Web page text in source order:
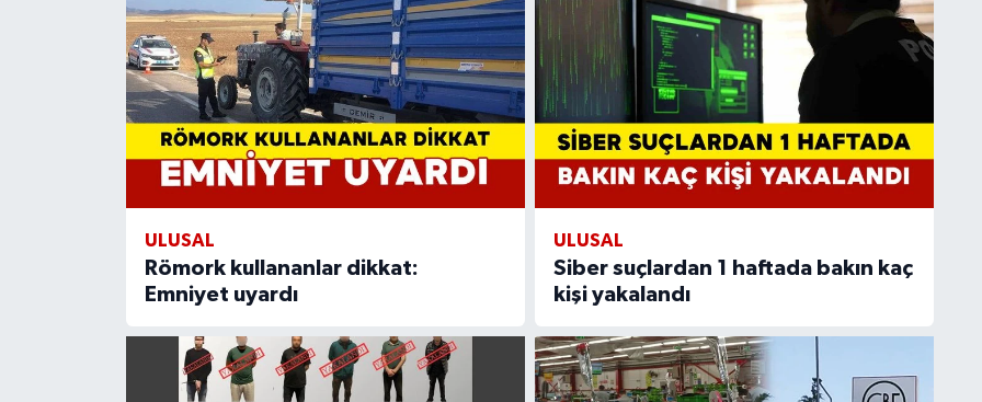
ULUSAL
Römork kullananlar dikkat:
Emniyet uyardı
ULUSAL
Siber suçlardan 1 haftada bakın kaç
kişi yakalandı